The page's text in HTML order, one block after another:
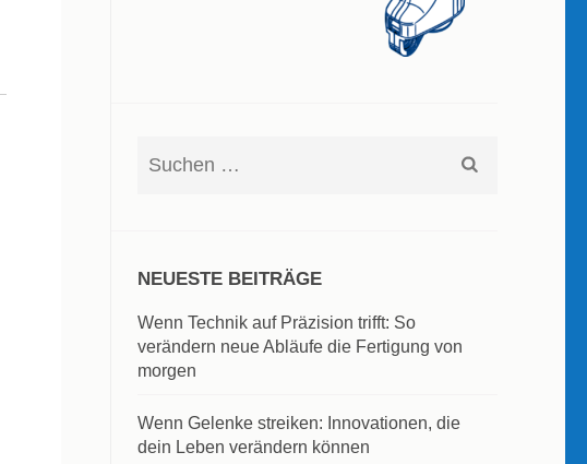
NEUESTE BEITRÄGE
Wenn Technik auf Präzision trifft: So
verändern neue Abläufe die Fertigung von
morgen
Wenn Gelenke streiken: Innovationen, die
dein Leben verändern können